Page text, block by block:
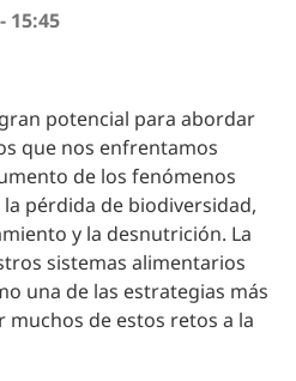
15:45
potencial para abordar
que nos enfrentamos
de los fenómenos
pérdida de biodiversidad,
y la desnutrición. La
sistemas alimentarios
una de las estrategias más
de estos retos a la